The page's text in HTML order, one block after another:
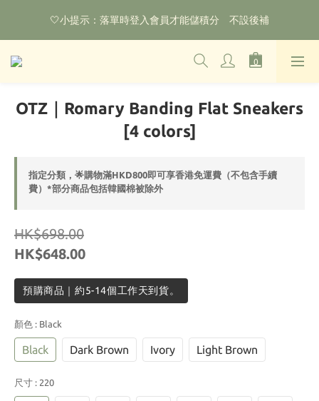
🌟購物滿HKD800即可享香港免運費（不包含手續費）*部分商品
除外
🤍小提示：落單時登入會員才能儲積分　不設後補
‼️2026.1.6 起使用網站新系統！點擊查看舊會員安排‼️
除外
OTZ｜Romary Banding Flat Sneakers
[4 colors]
指定分類，🌟購物滿HKD800即可享香港免運費（不包含手續
費）*部分商品包括韓國棉被除外
HK$698.00
HK$648.00
預購商品｜約5-14個工作天到貨。
顏色 : Black
Black Dark Brown Ivory Light Brown
尺寸 : 220